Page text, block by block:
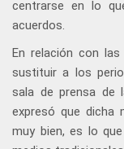
centrarse en lo
acuerdos.
En relación con
sustituir a los
sala de prensa de
expresó que dicha
muy bien, es lo